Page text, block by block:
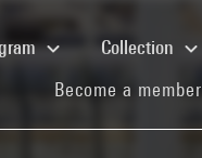
Collection
Become a member